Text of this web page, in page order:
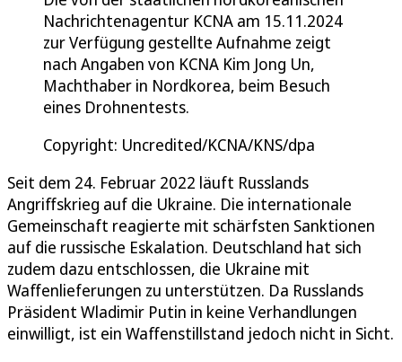
Nachrichtenagentur KCNA am 15.11.2024
zur Verfügung gestellte Aufnahme zeigt
nach Angaben von KCNA Kim Jong Un,
Machthaber in Nordkorea, beim Besuch
eines Drohnentests.
Copyright: Uncredited/KCNA/KNS/dpa
Seit dem 24. Februar 2022 läuft Russlands
Angriffskrieg auf die Ukraine. Die internationale
Gemeinschaft reagierte mit schärfsten Sanktionen
auf die russische Eskalation. Deutschland hat sich
zudem dazu entschlossen, die Ukraine mit
Waffenlieferungen zu unterstützen. Da Russlands
Präsident Wladimir Putin in keine Verhandlungen
einwilligt, ist ein Waffenstillstand jedoch nicht in Sicht.